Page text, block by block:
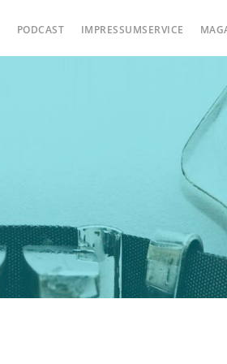
PODCAST IMPRESSUMSERVICE